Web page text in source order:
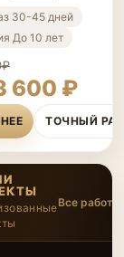
30-45 дней
До 10 лет
600 ₽
ТОЧНЫЙ
Все
›